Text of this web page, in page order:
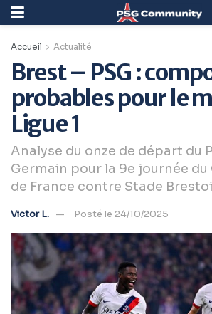
Accueil Actualité
Brest – PSG :
probables pour le
Ligue 1
Analyse du onze de départ du
Germain pour la 9e journée
de France contre Stade
Victor L. Posté le 24/10/2025